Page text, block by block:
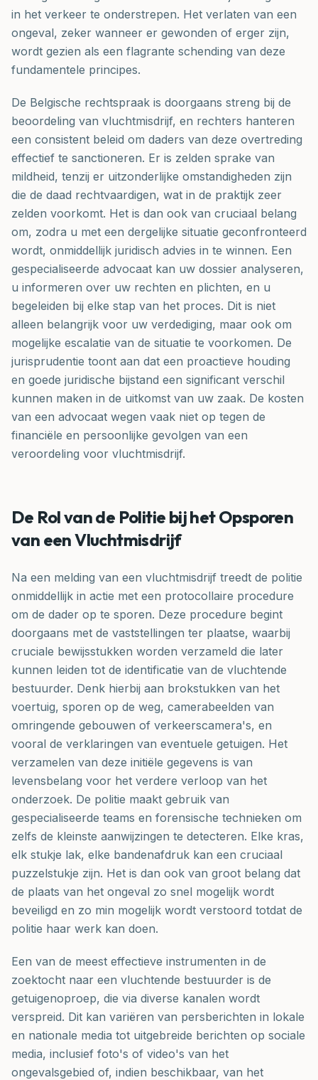
in het verkeer te onderstrepen. Het verlaten van een
ongeval, zeker wanneer er gewonden of erger zijn,
wordt gezien als een flagrante schending van deze
fundamentele principes.
De Belgische rechtspraak is doorgaans streng bij de
beoordeling van vluchtmisdrijf, en rechters hanteren
een consistent beleid om daders van deze overtreding
effectief te sanctioneren. Er is zelden sprake van
mildheid, tenzij er uitzonderlijke omstandigheden zijn
die de daad rechtvaardigen, wat in de praktijk zeer
zelden voorkomt. Het is dan ook van cruciaal belang
om, zodra u met een dergelijke situatie geconfronteerd
wordt, onmiddellijk juridisch advies in te winnen. Een
gespecialiseerde advocaat kan uw dossier analyseren,
u informeren over uw rechten en plichten, en u
begeleiden bij elke stap van het proces. Dit is niet
alleen belangrijk voor uw verdediging, maar ook om
mogelijke escalatie van de situatie te voorkomen. De
jurisprudentie toont aan dat een proactieve houding
en goede juridische bijstand een significant verschil
kunnen maken in de uitkomst van uw zaak. De kosten
van een advocaat wegen vaak niet op tegen de
financiële en persoonlijke gevolgen van een
veroordeling voor vluchtmisdrijf.
De Rol van de Politie bij het Opsporen
van een Vluchtmisdrijf
Na een melding van een vluchtmisdrijf treedt de politie
onmiddellijk in actie met een protocollaire procedure
om de dader op te sporen. Deze procedure begint
doorgaans met de vaststellingen ter plaatse, waarbij
cruciale bewijsstukken worden verzameld die later
kunnen leiden tot de identificatie van de vluchtende
bestuurder. Denk hierbij aan brokstukken van het
voertuig, sporen op de weg, camerabeelden van
omringende gebouwen of verkeerscamera's, en
vooral de verklaringen van eventuele getuigen. Het
verzamelen van deze initiële gegevens is van
levensbelang voor het verdere verloop van het
onderzoek. De politie maakt gebruik van
gespecialiseerde teams en forensische technieken om
zelfs de kleinste aanwijzingen te detecteren. Elke kras,
elk stukje lak, elke bandenafdruk kan een cruciaal
puzzelstukje zijn. Het is dan ook van groot belang dat
de plaats van het ongeval zo snel mogelijk wordt
beveiligd en zo min mogelijk wordt verstoord totdat de
politie haar werk kan doen.
Een van de meest effectieve instrumenten in de
zoektocht naar een vluchtende bestuurder is de
getuigenoproep, die via diverse kanalen wordt
verspreid. Dit kan variëren van persberichten in lokale
en nationale media tot uitgebreide berichten op sociale
media, inclusief foto's of video's van het
ongevalsgebied of, indien beschikbaar, van het